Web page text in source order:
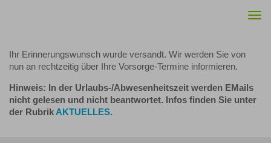
Ihr Erinnerungswunsch wurde versandt. Wir werden Sie von
nun an rechtzeitig über Ihre Vorsorge-Termine informieren.
Hinweis: In der Urlaubs-/Abwesenheitszeit werden EMails
nicht gelesen und nicht beantwortet. Infos finden Sie unter
der Rubrik AKTUELLES.